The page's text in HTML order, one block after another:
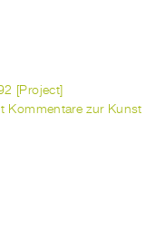
[Project]
Kommentare zur Kunst